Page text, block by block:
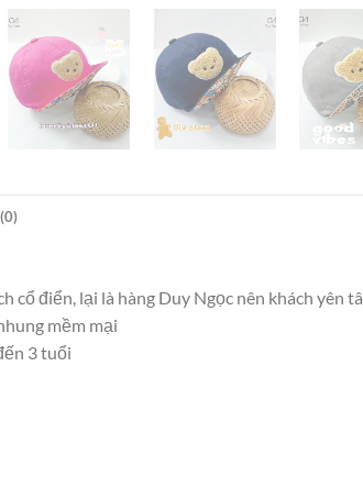
cổ điển, lại là hàng Duy Ngọc nên khách yên
mềm mại
3 tuổi